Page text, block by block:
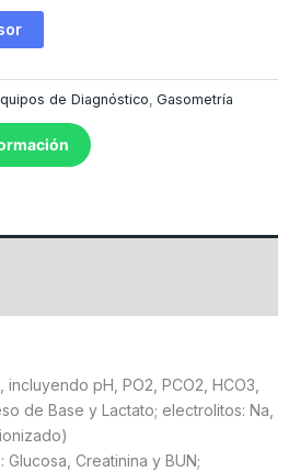
de Diagnóstico, Gasometría
incluyendo pH, PO2, PCO2, HCO3,
de Base y Lactato; electrolitos: Na,
Glucosa, Creatinina y BUN;